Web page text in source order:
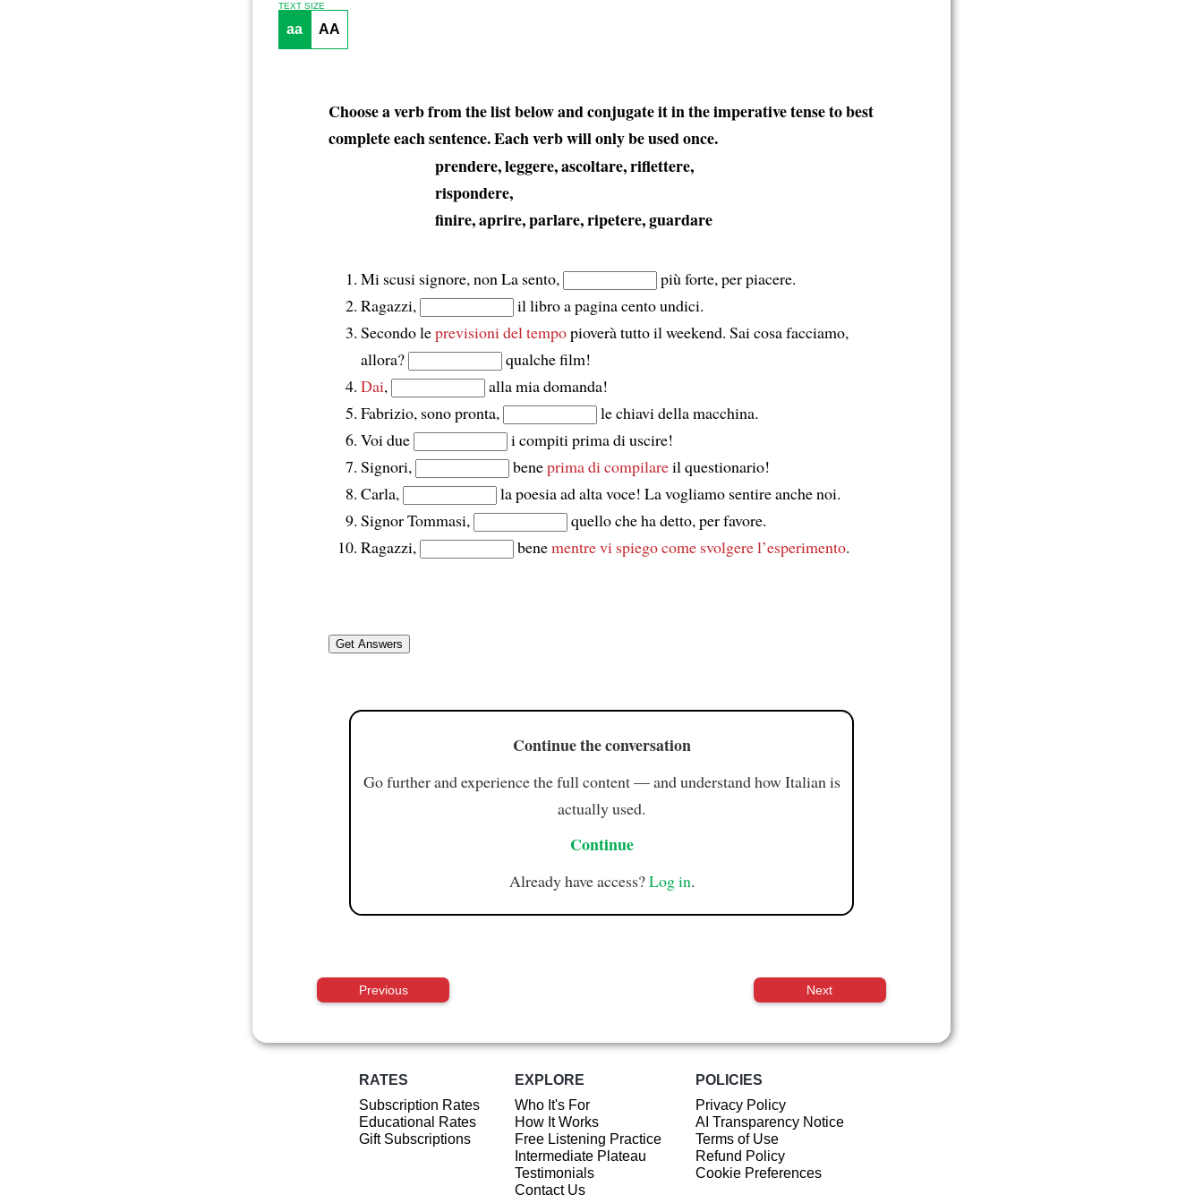
TEXT SIZE
aa AA
Choose a verb from the list below and conjugate it in the imperative tense to best
complete each sentence. Each verb will only be used once.
prendere, leggere, ascoltare, riflettere,
rispondere,
finire, aprire, parlare, ripetere, guardare
Mi scusi signore, non La sento,
più forte, per piacere.
Ragazzi,
il libro a pagina cento undici.
Secondo leprevisioni del tempopioverà tutto il weekend. Sai cosa facciamo,
allora?
qualche film!
Dai,
alla mia domanda!
Fabrizio, sono pronta,
le chiavi della macchina.
Voi due
i compiti prima di uscire!
Signori,
beneprima di compilareil questionario!
Carla,
la poesia ad alta voce! La vogliamo sentire anche noi.
Signor Tommasi,
quello che ha detto, per favore.
Ragazzi,
benementre vi spiegocome svolgere l’esperimento.
Continue the conversation
Go further and experience the full content — and understand how Italian is
actually used.
Continue
Already have access?Log in.
Previous Next
RATES
Subscription Rates
Educational Rates
Gift Subscriptions
EXPLORE
Who It's For
How It Works
Free Listening Practice
Intermediate Plateau
Testimonials
Contact Us
POLICIES
Privacy Policy
AI Transparency Notice
Terms of Use
Refund Policy
Cookie Preferences